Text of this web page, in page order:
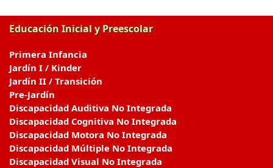
Educación Inicial y Preescolar
Primera Infancia
Jardín I / Kinder
Jardín II / Transición
Pre-Jardín
Discapacidad Auditiva No Integrada
Discapacidad Cognitiva No Integrada
Discapacidad Motora No Integrada
Discapacidad Múltiple No Integrada
Discapacidad Visual No Integrada